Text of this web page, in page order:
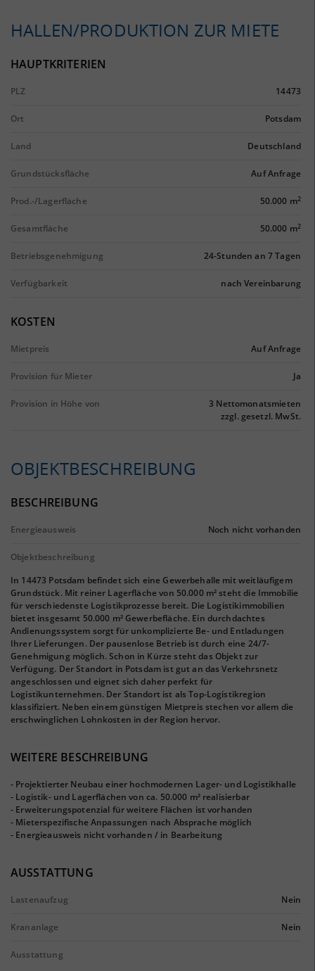
HALLEN/PRODUKTION ZUR MIETE
HAUPTKRITERIEN
PLZ 14473
Ort Potsdam
Land Deutschland
Grundstücksfläche Auf Anfrage
Prod.-/Lagerfläche 50.000 m2
Gesamtfläche 50.000 m2
Betriebsgenehmigung 24-Stunden an 7 Tagen
Verfügbarkeit nach Vereinbarung
KOSTEN
Mietpreis Auf Anfrage
Provision für Mieter Ja
Provision in Höhe von
3 Nettomonatsmieten
zzgl. gesetzl. MwSt.
OBJEKTBESCHREIBUNG
BESCHREIBUNG
Energieausweis Noch nicht vorhanden
Objektbeschreibung
In 14473 Potsdam befindet sich eine Gewerbehalle mit weitläufigem
Grundstück. Mit reiner Lagerfläche von 50.000 m² steht die Immobilie
für verschiedenste Logistikprozesse bereit. Die Logistikimmobilien
bietet insgesamt 50.000 m² Gewerbefläche. Ein durchdachtes
Andienungssystem sorgt für unkomplizierte Be- und Entladungen
Ihrer Lieferungen. Der pausenlose Betrieb ist durch eine 24/7-
Genehmigung möglich. Schon in Kürze steht das Objekt zur
Verfügung. Der Standort in Potsdam ist gut an das Verkehrsnetz
angeschlossen und eignet sich daher perfekt für
Logistikunternehmen. Der Standort ist als Top-Logistikregion
klassifiziert. Neben einem günstigen Mietpreis stechen vor allem die
erschwinglichen Lohnkosten in der Region hervor.
WEITERE BESCHREIBUNG
- Projektierter Neubau einer hochmodernen Lager- und Logistikhalle
- Logistik- und Lagerflächen von ca. 50.000 m² realisierbar
- Erweiterungspotenzial für weitere Flächen ist vorhanden
- Mieterspezifische Anpassungen nach Absprache möglich
- Energieausweis nicht vorhanden / in Bearbeitung
AUSSTATTUNG
Lastenaufzug Nein
Krananlage Nein
Ausstattung